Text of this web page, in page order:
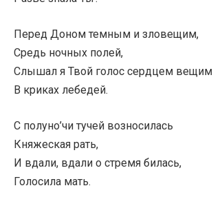
Перед Доном темным и зловещим,
Средь ночных полей,
Слышал я Твой голос сердцем вещим
В криках лебедей.
С полуно’чи тучей возносилась
Княжеская рать,
И вдали, вдали о стремя билась,
Голосила мать.